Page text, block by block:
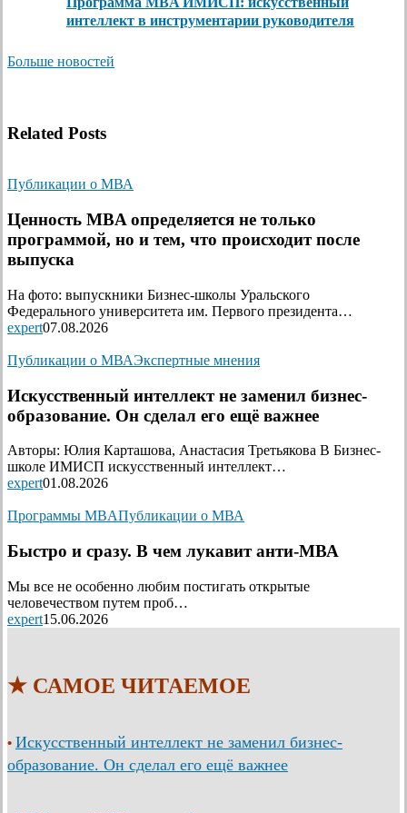
интеллект в инструментарии руководителя
Больше новостей
Related Posts
Публикации о МВА
Ценность MBA определяется не только
программой, но и тем, что происходит после
выпуска
На фото: выпускники Бизнес-школы Уральского
Федерального университета им. Первого президента…
expert07.08.2026
Публикации о МВАЭкспертные мнения
Искусственный интеллект не заменил бизнес-
образование. Он сделал его ещё важнее
Авторы: Юлия Карташова, Анастасия Третьякова В Бизнес-
школе ИМИСП искусственный интеллект…
expert01.08.2026
Программы MBAПубликации о МВА
Быстро и сразу. В чем лукавит анти-МВА
Мы все не особенно любим постигать открытые
человечеством путем проб…
expert15.06.2026
★ САМОЕ ЧИТАЕМОЕ
• Искусственный интеллект не заменил бизнес-
образование. Он сделал его ещё важнее